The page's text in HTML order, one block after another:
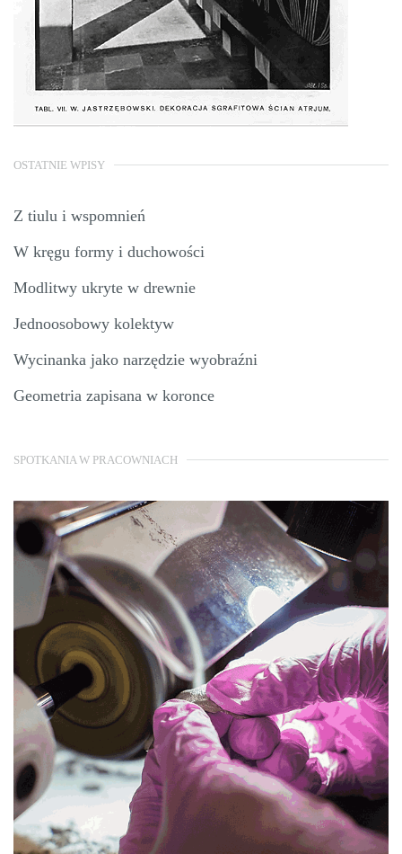
OSTATNIE WPISY
Z tiulu i wspomnień
W kręgu formy i duchowości
Modlitwy ukryte w drewnie
Jednoosobowy kolektyw
Wycinanka jako narzędzie wyobraźni
Geometria zapisana w koronce
SPOTKANIA W PRACOWNIACH